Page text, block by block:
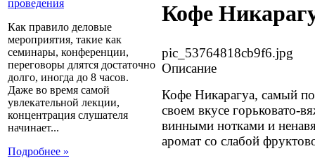
Как правило деловые
мероприятия, такие как
семинары, конференции,
переговоры длятся достаточно
долго, иногда до 8 часов.
Даже во время самой
увлекательной лекции,
концентрация слушателя
начинает...
Подробнее »
Кофе
pic_53764818cb9f6.jpg
Описание
Кофе Никарагуа, самый
своем вкусе горьковато-
винными нотками и
аромат со слабой